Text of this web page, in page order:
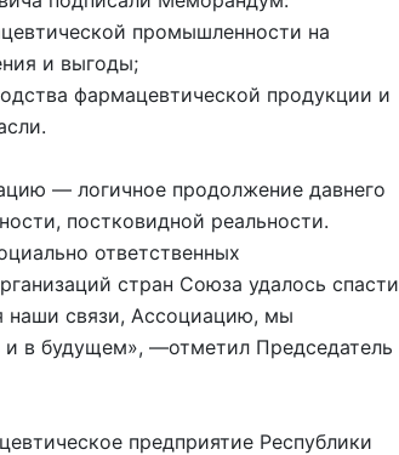
промышленности на
и выгоды;
фармацевтической продукции и
— логичное продолжение давнего
постковидной реальности.
ответственных
стран Союза удалось спасти
наши связи, Ассоциацию, мы
и в будущем», —отметил Председатель
предприятие Республики